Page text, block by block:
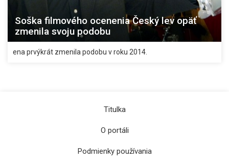
Soška filmového ocenenia Český lev opäť
zmenila svoju podobu
ena prvýkrát zmenila podobu v roku 2014.
Titulka
O portáli
Podmienky používania